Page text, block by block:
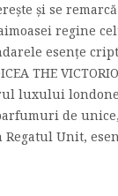
și se
regine
esențe
THE
luxului
de
Unit,